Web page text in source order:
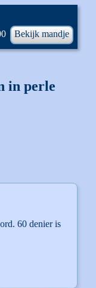
Bekijk mandje
in perle
60 denier is